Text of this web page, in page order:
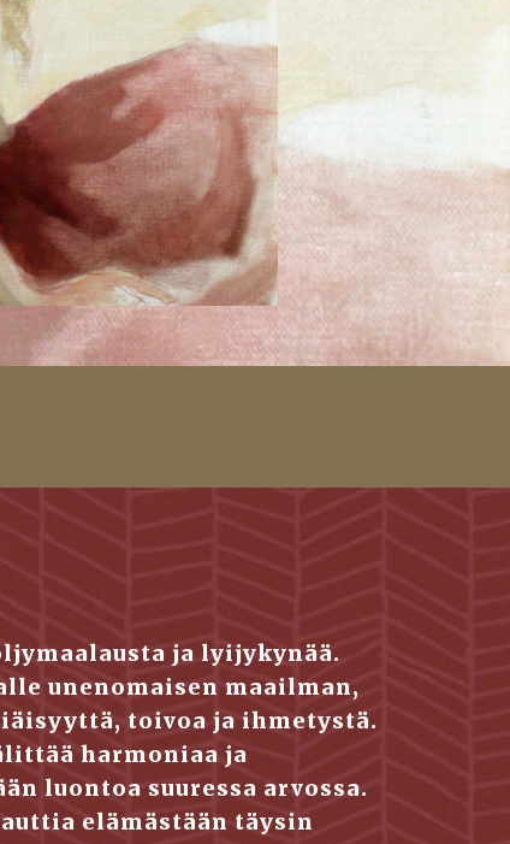
ja lyijykynää.
unenomaisen maailman,
toivoa ja ihmetystä.
harmoniaa ja
luontoa suuressa arvossa.
elämästään täysin